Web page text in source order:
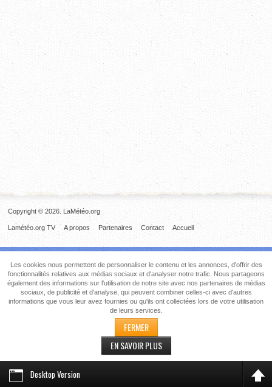
Copyright © 2026. LaMétéo.org
Accueil
Contact
Partenaires
A propos
Lamétéo.org TV
Desktop Version
Les cookies nous permettent de personnaliser le contenu et les annonces, d'offrir des
fonctionnalités relatives aux médias sociaux et d'analyser notre trafic. Nous partageons
également des informations sur l'utilisation de notre site avec nos partenaires de médias
sociaux, de publicité et d'analyse, qui peuvent combiner celles-ci avec d'autres
informations que vous leur avez fournies ou qu'ils ont collectées lors de votre utilisation
de leurs services.
FERMER
EN SAVOIR PLUS